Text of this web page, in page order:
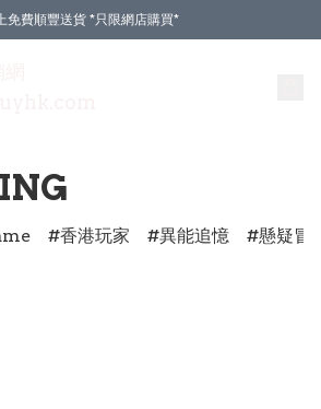
免費順豐送貨 *只限網店購買*
香港玩家 異能追憶
懸疑冒